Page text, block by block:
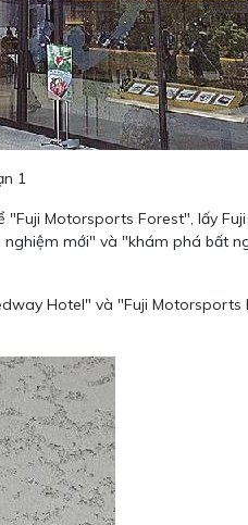
1
Motorsports Forest", lấy
mới" và "khám phá
Hotel" và "Fuji